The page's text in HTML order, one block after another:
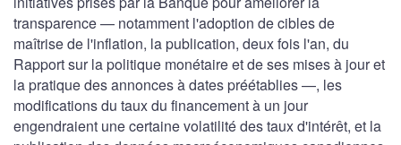
transparence — notamment l'adoption de cibles de
maîtrise de l'inflation, la publication, deux fois l'an, du
Rapport sur la politique monétaire et de ses mises à jour et
la pratique des annonces à dates préétablies —, les
modifications du taux du financement à un jour
engendraient une certaine volatilité des taux d'intérêt, et la